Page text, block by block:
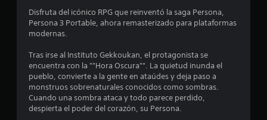
r
Disfruta del icónico RPG que reinventó la saga Persona,
Persona 3 Portable, ahora remasterizado para plataformas
modernas.
Tras irse al Instituto Gekkoukan, el protagonista se
encuentra con la ""Hora Oscura"". La quietud inunda el
pueblo, convierte a la gente en ataúdes y deja paso a
monstruos sobrenaturales conocidos como sombras.
Cuando una sombra ataca y todo parece perdido,
despierta el poder del corazón, su Persona.